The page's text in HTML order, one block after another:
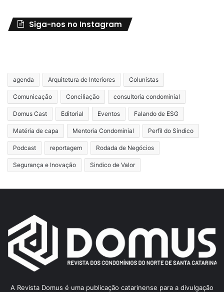
Siga-nos no Instagram
agenda Arquitetura de Interiores Colunistas
Comunicação Conciliação consultoria condominial
Domus Cast Editorial Eventos Falando de ESG
Matéria de capa Mentoria Condominial Perfil do Síndico
Podcast reportagem Rodada de Negócios
Segurança e Inovação Sindico de Valor
A Revista Domus é uma publicação catarinense para a divulgação